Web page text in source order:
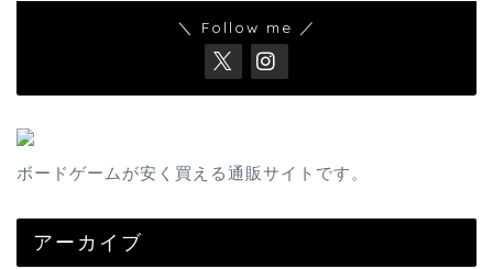
＼ Follow me ／
ボードゲームが安く買える通販サイトです。
アーカイブ